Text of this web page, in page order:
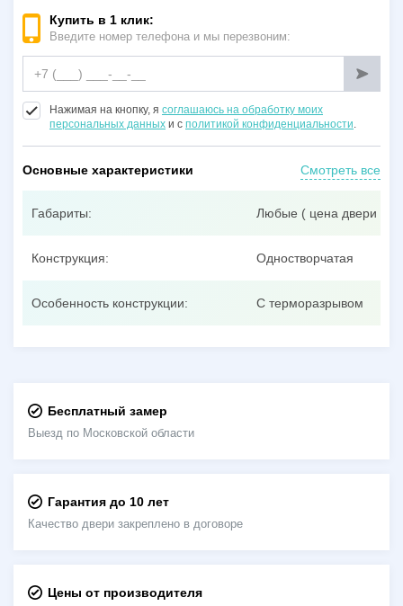
Купить в 1 клик:
Введите номер телефона и мы перезвоним:
Нажимая на кнопку, я соглашаюсь на обработку моих
персональных данных и с политикой конфиденциальности.
Основные характеристики Смотреть все
Габариты: Любые ( цена двери
Конструкция: Одностворчатая
Особенность конструкции: С терморазрывом
Бесплатный замер
Выезд по Московской области
Гарантия до 10 лет
Качество двери закреплено в договоре
Цены от производителя